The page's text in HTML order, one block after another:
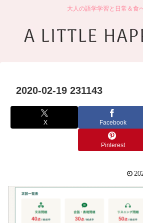
大人の語学学習と日常＆食
2020-02-19 231143
X Facebook
Pinterest